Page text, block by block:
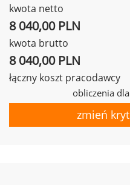
kwota netto
8 040,00 PLN
kwota brutto
8 040,00 PLN
łączny koszt pracodawcy
obliczenia
zmień